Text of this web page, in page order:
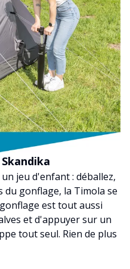
jeu d'enfant : déballez,
du gonflage, la Timola se
est tout aussi
et d'appuyer sur un
tout seul. Rien de plus